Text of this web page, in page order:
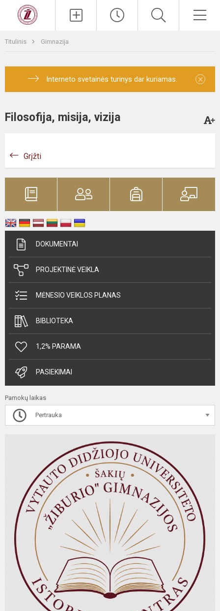
Titulinis Gimnazija
Interneto svetainės turinys dar kuriamas. ×
Filosofija, misija, vizija
Grįžti
DOKUMENTAI
PROJEKTINĖ VEIKLA
MĖNESIO VEIKLOS PLANAS
BIBLIOTEKA
1,2% PARAMA
PASIEKIMAI
Pamokų laikas
Pertrauka